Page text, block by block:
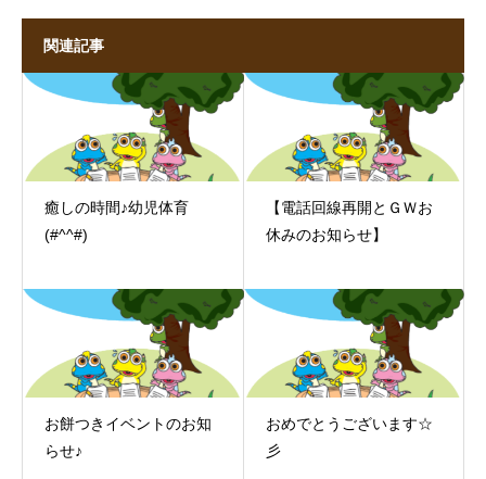
関連記事
癒しの時間♪幼児体育
(#^^#)
【電話回線再開とＧＷお
休みのお知らせ】
お餅つきイベントのお知
らせ♪
おめでとうございます☆
彡